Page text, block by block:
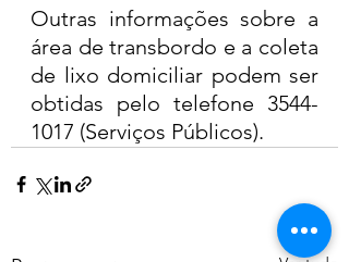
Outras informações sobre a
área de transbordo e a coleta
de lixo domiciliar podem ser
obtidas pelo telefone 3544-
1017 (Serviços Públicos).